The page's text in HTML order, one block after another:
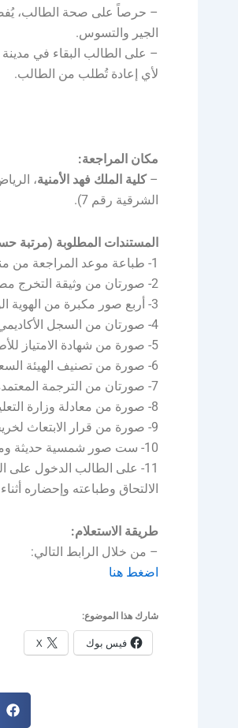
– حرصاً على صحة الطالب، يُفضل
الجير والتسوس.
لأي إعادة تُطلب من الطالب.
مكان المراجعة:
–كلية الملك فهد الأمنية،
الشرقية رقم 7).
المستندات المطلوبة (مرتبة
1- طباعة موعد المراجعة من منصة أبشر توظيف.
2- صورتان من وثيقة التخرج مصدقة من الجامعة.
3- أربع صور مكبرة من الهوية الوطنية.
4- صورتان من السجل الأكاديمي باللغة العربية للطالب مصدقة ومختومة من الجامعة.
5- صورة من شهادة الامتياز للأطباء والعلوم الطبية المساعدة.
6- صورة من تصنيف الهيئة السعودية للتخصصات الطبية.
7- صورتان من الترجمة المعتمدة لوثيقة التخرج والسجل الأكاديمي الصادرة بلغة أجنبية.
8- صورة من معادلة وزارة التعليم في حال كون الشهادة صادرة من خارج المملكة.
9- صورة من قرار الابتعاث لخريجي الجامعات من خارج المملكة.
10- ست صور شمسية حديثة وملونة مقاس (4×6) مكشوف الرأس مع كتابة الاسم من الخلف.
11- على الطالب الدخول على
الالتحاق وطباعته وإحضاره
طريقة الاستعلام:
– من خلال الرابط التالي:
اضغط هنا
شارك هذا الموضوع:
فيس بوك X